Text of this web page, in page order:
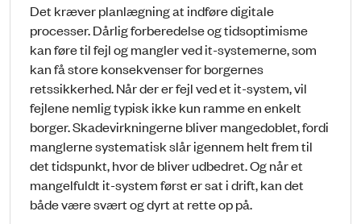
Det kræver planlægning at indføre digitale
processer. Dårlig forberedelse og tidsoptimisme
kan føre til fejl og mangler ved it-systemerne, som
kan få store konsekvenser for borgernes
retssikkerhed. Når der er fejl ved et it-system, vil
fejlene nemlig typisk ikke kun ramme en enkelt
borger. Skadevirkningerne bliver mangedoblet, fordi
manglerne systematisk slår igennem helt frem til
det tidspunkt, hvor de bliver udbedret. Og når et
mangelfuldt it-system først er sat i drift, kan det
både være svært og dyrt at rette op på.